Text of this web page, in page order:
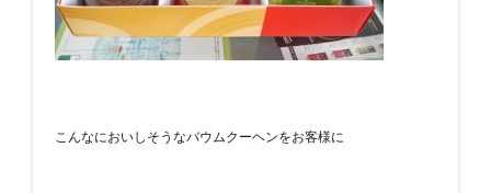
こんなにおいしそうなバウムクーヘンをお客様に